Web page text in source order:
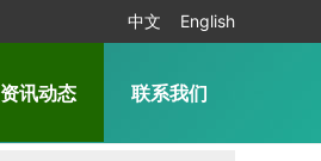
中文 English
资讯动态 联系我们